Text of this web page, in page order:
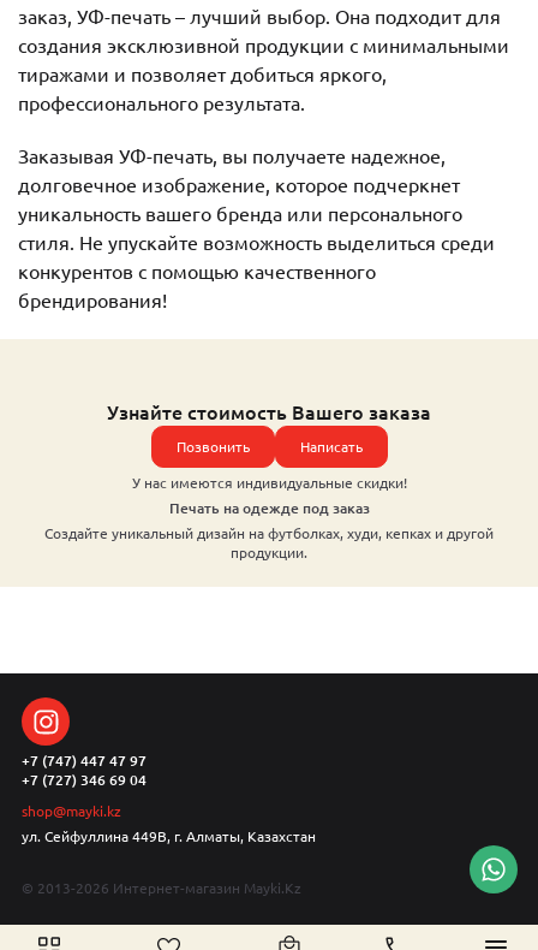
заказ, УФ-печать – лучший выбор. Она подходит для
создания эксклюзивной продукции с минимальными
тиражами и позволяет добиться яркого,
профессионального результата.
Заказывая УФ-печать, вы получаете надежное,
долговечное изображение, которое подчеркнет
уникальность вашего бренда или персонального
стиля. Не упускайте возможность выделиться среди
конкурентов с помощью качественного
брендирования!
Узнайте стоимость Вашего заказа
Позвонить Написать
У нас имеются индивидуальные скидки!
Печать на одежде под заказ
Создайте уникальный дизайн на футболках, худи, кепках и другой
продукции.
+7 (747) 447 47 97
+7 (727) 346 69 04
shop@mayki.kz
ул. Сейфуллина 449В, г. Алматы, Казахстан
© 2013-2026 Интернет-магазин Mayki.Kz